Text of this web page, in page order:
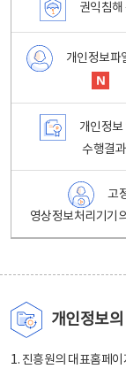
권익침해
개인정보파
개인정
수행결과
고
영상정보처리기기
개인정보의
1. 진흥원의 대표홈페